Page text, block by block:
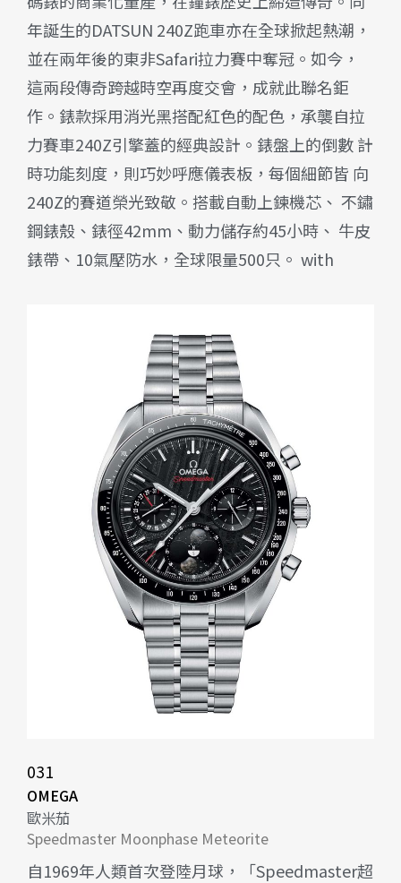
年誕生的DATSUN 240Z跑車亦在全球掀起熱潮，
並在兩年後的東非Safari拉力賽中奪冠。如今，
這兩段傳奇跨越時空再度交會，成就此聯名鉅
作。錶款採用消光黑搭配紅色的配色，承襲自拉
力賽車240Z引擎蓋的經典設計。錶盤上的倒數 計
時功能刻度，則巧妙呼應儀表板，每個細節皆 向
240Z的賽道榮光致敬。搭載自動上鍊機芯、 不鏽
鋼錶殼、錶徑42mm、動力儲存約45小時、 牛皮
錶帶、10氣壓防水，全球限量500只。 with
031
OMEGA
歐米茄
Speedmaster Moonphase Meteorite
自1969年人類首次登陸月球，「Speedmaster超